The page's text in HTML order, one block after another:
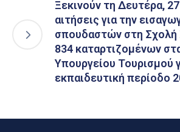
Ξεκινούν τη Δευτέρα,
αιτήσεις για την
σπουδαστών στη Σχολή
834 καταρτιζομένων
Υπουργείου Τουρισμού
εκπαιδευτική περίοδο